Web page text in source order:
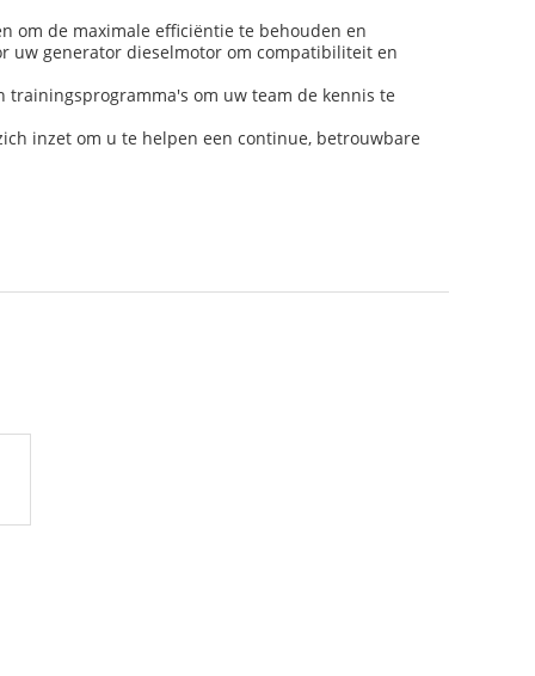
om de maximale efficiëntie te behouden en
uw generator dieselmotor om compatibiliteit en
om uw team de kennis te
inzet om u te helpen een continue, betrouwbare